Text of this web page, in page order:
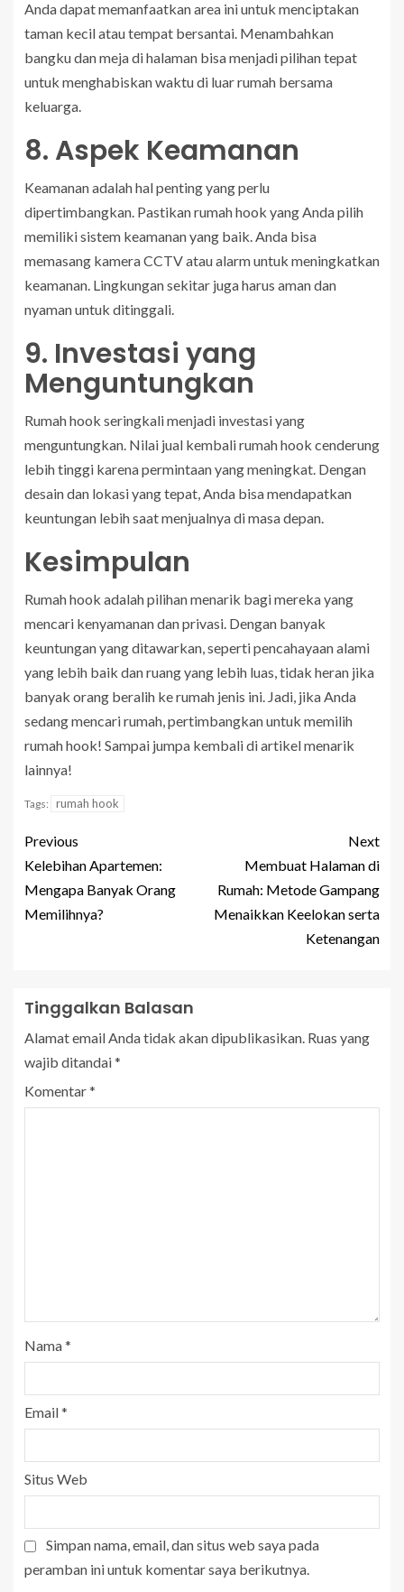
Anda dapat memanfaatkan area ini untuk menciptakan
taman kecil atau tempat bersantai. Menambahkan
bangku dan meja di halaman bisa menjadi pilihan tepat
untuk menghabiskan waktu di luar rumah bersama
keluarga.
8. Aspek Keamanan
Keamanan adalah hal penting yang perlu
dipertimbangkan. Pastikan rumah hook yang Anda pilih
memiliki sistem keamanan yang baik. Anda bisa
memasang kamera CCTV atau alarm untuk meningkatkan
keamanan. Lingkungan sekitar juga harus aman dan
nyaman untuk ditinggali.
9. Investasi yang
Menguntungkan
Rumah hook seringkali menjadi investasi yang
menguntungkan. Nilai jual kembali rumah hook cenderung
lebih tinggi karena permintaan yang meningkat. Dengan
desain dan lokasi yang tepat, Anda bisa mendapatkan
keuntungan lebih saat menjualnya di masa depan.
Kesimpulan
Rumah hook adalah pilihan menarik bagi mereka yang
mencari kenyamanan dan privasi. Dengan banyak
keuntungan yang ditawarkan, seperti pencahayaan alami
yang lebih baik dan ruang yang lebih luas, tidak heran jika
banyak orang beralih ke rumah jenis ini. Jadi, jika Anda
sedang mencari rumah, pertimbangkan untuk memilih
rumah hook! Sampai jumpa kembali di artikel menarik
lainnya!
Tags: rumah hook
Previous
Kelebihan Apartemen:
Mengapa Banyak Orang
Memilihnya?
Next
Membuat Halaman di
Rumah: Metode Gampang
Menaikkan Keelokan serta
Ketenangan
Tinggalkan Balasan
Alamat email Anda tidak akan dipublikasikan. Ruas yang
wajib ditandai*
Komentar*
Nama*
Email*
Situs Web
Simpan nama, email, dan situs web saya pada
peramban ini untuk komentar saya berikutnya.